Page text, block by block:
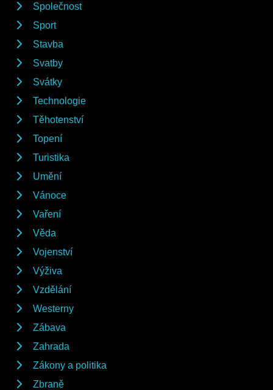
Společnost
Sport
Stavba
Svatby
Svátky
Technologie
Těhotenství
Topení
Turistika
Umění
Vánoce
Vaření
Věda
Vojenství
Výživa
Vzdělání
Westerny
Zábava
Zahrada
Zákony a politika
Zbraně